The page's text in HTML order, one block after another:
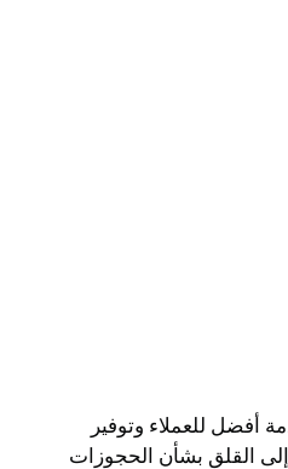
للعملاء وتوفير
القلق بشأن الحجوزات